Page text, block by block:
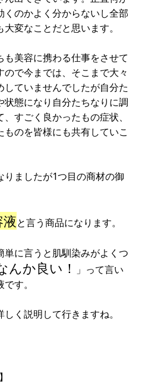
くのかよく分からないし全部
変なことだと思います。
も美容に携わる仕事をさせて
ので今までは、そこまで大々
していませんでしたが自分た
状態になり自分たちなりに調
すごく良かったもの症状、
ものを皆様にも共有していこ
りましたが1つ目の商材の御
と言う商品になります。
単に言うと肌馴染みがよくつ
んか良い！ 」 って言い
す。
く説明して行きますね。